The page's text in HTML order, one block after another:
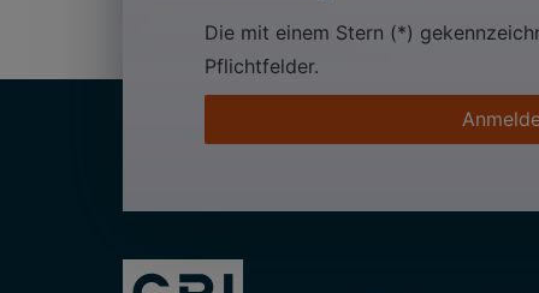
Die mit einem Stern (*)
Pflichtfelder.